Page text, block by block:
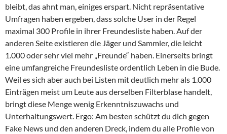
bleibt, das ahnt man, einiges erspart. Nicht repräsentative
Umfragen haben ergeben, dass solche User in der Regel
maximal 300 Profile in ihrer Freundesliste haben. Auf der
anderen Seite existieren die Jäger und Sammler, die leicht
1.000 oder sehr viel mehr „Freunde“ haben. Einerseits bringt
eine umfangreiche Freundesliste ordentlich Leben in die Bude.
Weil es sich aber auch bei Listen mit deutlich mehr als 1.000
Einträgen meist um Leute aus derselben Filterblase handelt,
bringt diese Menge wenig Erkenntniszuwachs und
Unterhaltungswert. Ergo: Am besten schützt du dich gegen
Fake News und den anderen Dreck, indem du alle Profile von